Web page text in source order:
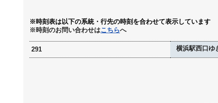
※時刻表は以下の系統・行先の時刻を合わせて表示しています
※時刻のお問い合わせはこちらへ
291 横浜駅西口ゆ